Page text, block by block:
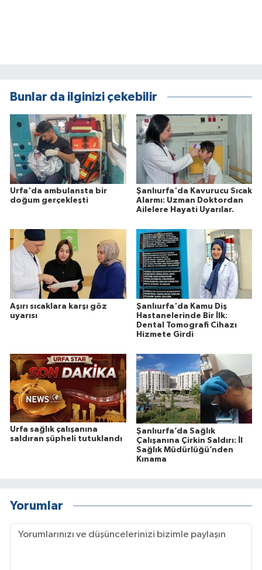
Bunlar da ilginizi çekebilir
Urfa'da ambulansta bir
doğum gerçekleşti
Şanlıurfa'da Kavurucu Sıcak
Alarmı: Uzman Doktordan
Ailelere Hayati Uyarılar.
Aşırı sıcaklara karşı göz
uyarısı
Şanlıurfa'da Kamu Diş
Hastanelerinde Bir İlk:
Dental Tomografi Cihazı
Hizmete Girdi
Urfa sağlık çalışanına
saldıran şüpheli tutuklandı
Şanlıurfa’da Sağlık
Çalışanına Çirkin Saldırı: İl
Sağlık Müdürlüğü’nden
Kınama
Yorumlar